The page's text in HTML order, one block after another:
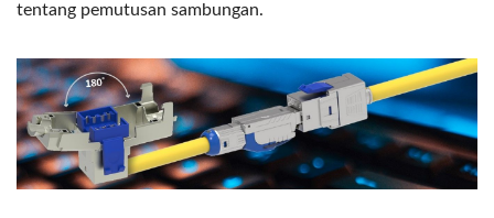
tentang pemutusan sambungan.